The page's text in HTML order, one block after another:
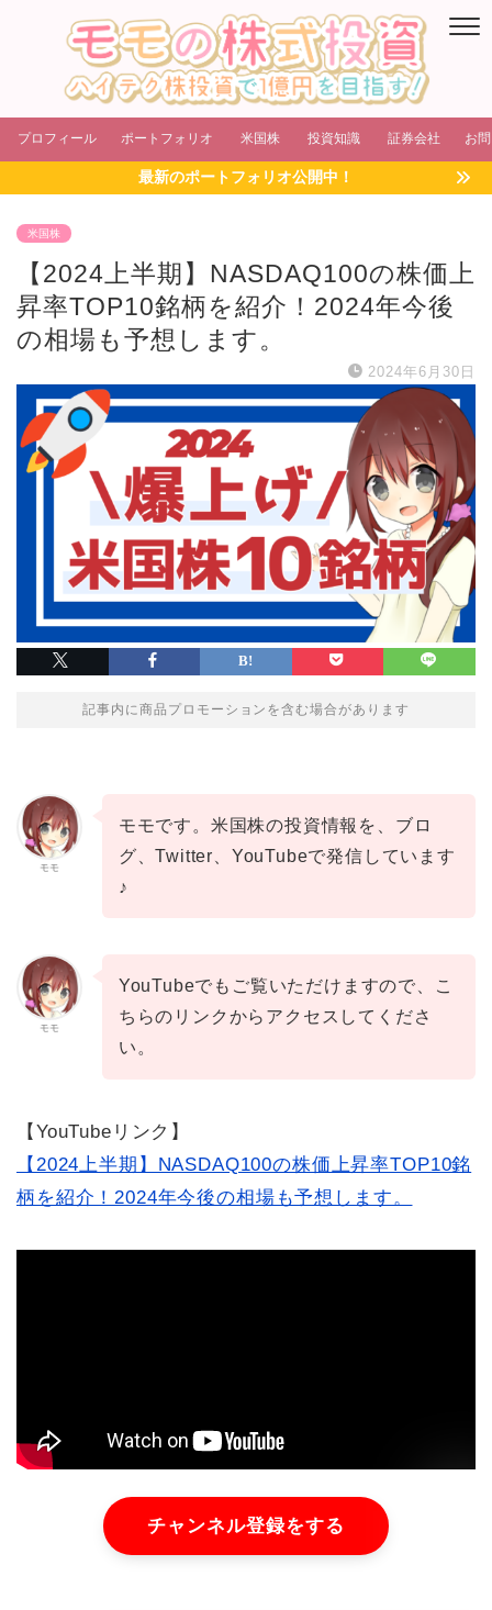
プロフィール ポートフォリオ 米国株 投資知識 証券会社 お
最新のポートフォリオ公開中！
米国株
【2024上半期】NASDAQ100の株価上
昇率TOP10銘柄を紹介！2024年今後
の相場も予想します。
2024年6月30日
記事内に商品プロモーションを含む場合があります
モモ
モモです。米国株の投資情報を、ブロ
グ、Twitter、YouTubeで発信しています
♪
モモ
YouTubeでもご覧いただけますので、こ
ちらのリンクからアクセスしてくださ
い。
【YouTubeリンク】
【2024上半期】NASDAQ100の株価上昇率TOP10銘
柄を紹介！2024年今後の相場も予想します。
チャンネル登録をする